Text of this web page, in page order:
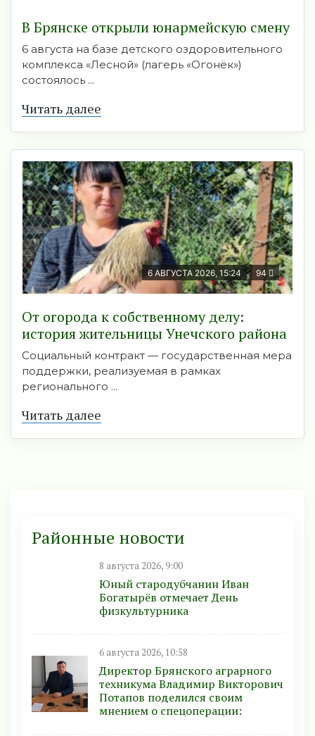
В Брянске открыли юнармейскую смену
6 августа на базе детского оздоровительного
комплекса «Лесной» (лагерь «Огонёк»)
состоялось ...
Читать далее
6 АВГУСТА 2026, 15:24 94
От огорода к собственному делу:
история жительницы Унечского района
Социальный контракт — государственная мера
поддержки, реализуемая в рамках
регионального ...
Читать далее
Районные новости
8 августа 2026, 9:00
Юный стародубчанин Иван
Богатырёв отмечает День
физкультурника
6 августа 2026, 10:58
Директор Брянского аграрного
техникума Владимир Викторович
Потапов поделился своим
мнением о спецоперации: